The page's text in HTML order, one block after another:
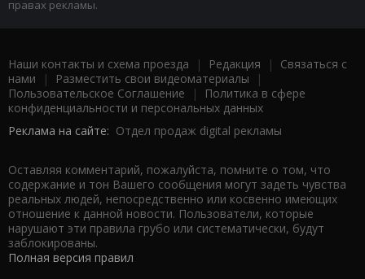
правах рекламы.
Наши контакты и схема проезда | Редакция | Связаться с
нами | Разместить свои видеоматериалы |
Пользовательское Соглашение |
Политика в сфере
конфиденциальности и персональных данных
Реклама на сайте: Отдел продаж digital рекламы
Оставляя комментарий, пожалуйста, помните о том, что
содержание и тон Вашего сообщения могут задеть чувства
реальных людей, непосредственно или косвенно имеющих
отношение к данной новости. Пользователи, которые
нарушают эти правила грубо или систематически, будут
заблокированы.
Полная версия правил